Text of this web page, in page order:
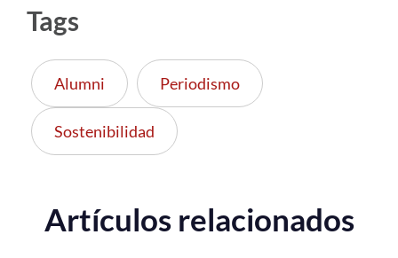
Tags
Alumni Periodismo
Sostenibilidad
Artículos relacionados